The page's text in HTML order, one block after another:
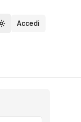
Toggle theme
Accedi